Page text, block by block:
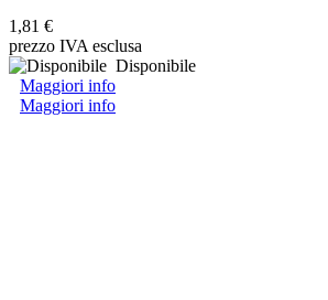
1,81 €
prezzo IVA esclusa
Disponibile
Maggiori info
Maggiori info